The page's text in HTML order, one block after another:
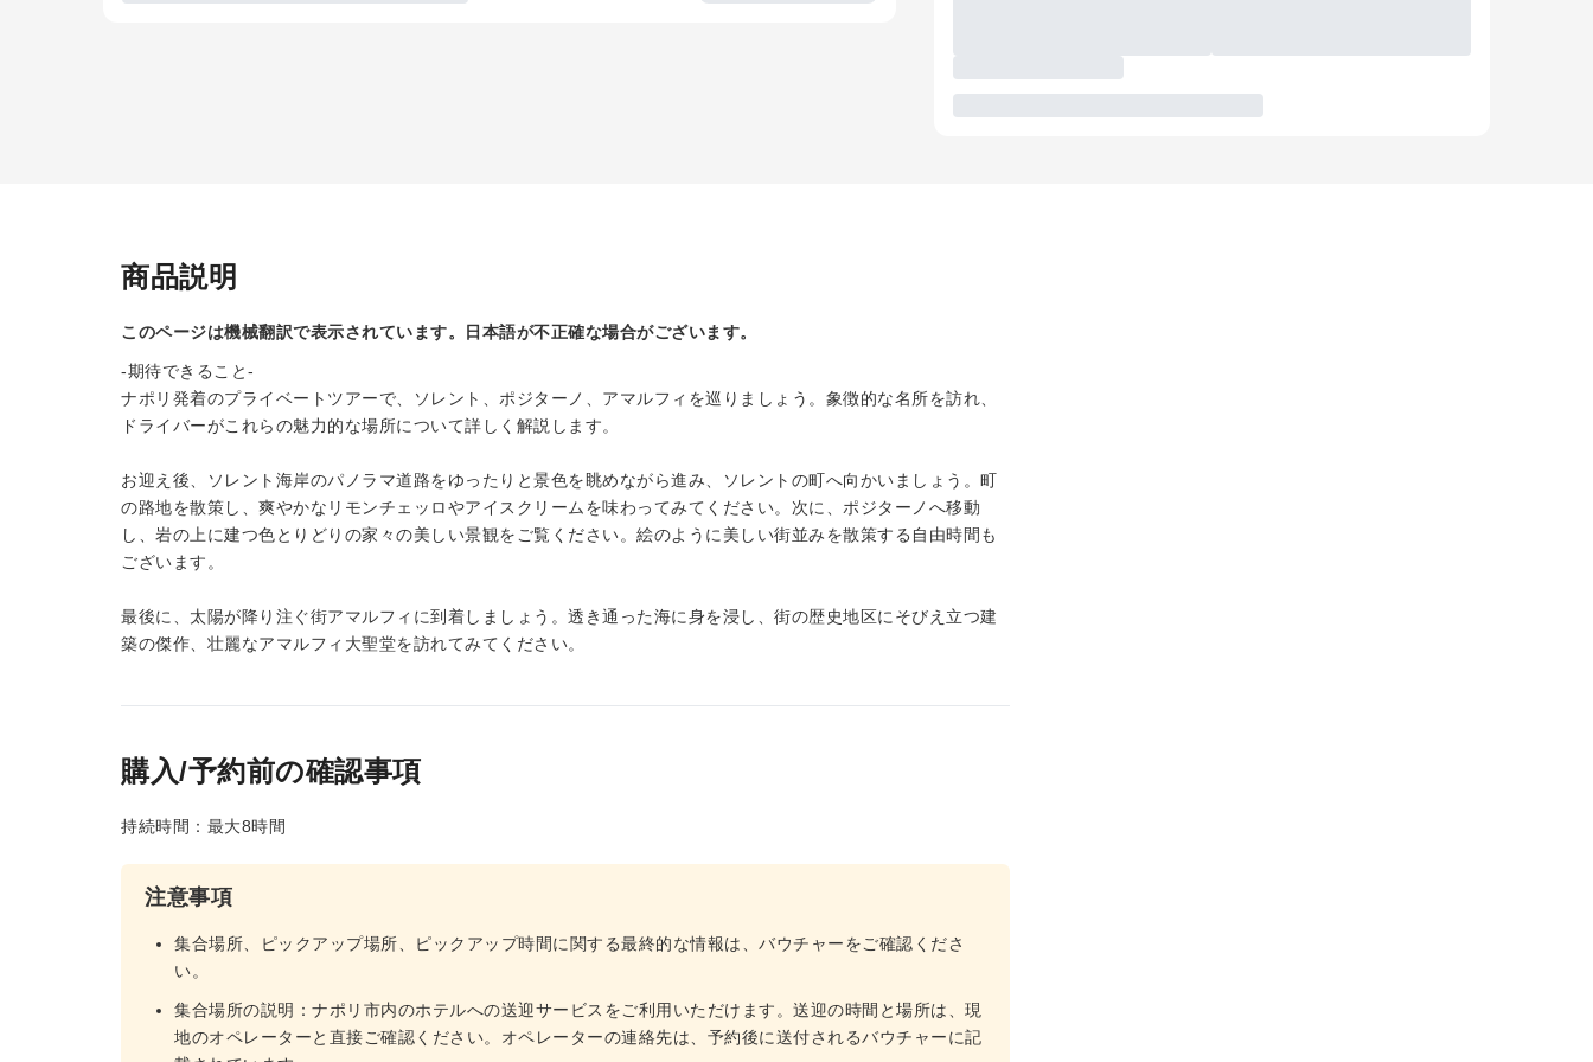
商品説明
このページは機械翻訳で表示されています。日本語が不正確な場合がございます。
-期待できること-
ナポリ発着のプライベートツアーで、ソレント、ポジターノ、アマルフィを巡りましょう。象徴的な名所を訪れ、
ドライバーがこれらの魅力的な場所について詳しく解説します。
お迎え後、ソレント海岸のパノラマ道路をゆったりと景色を眺めながら進み、ソレントの町へ向かいましょう。町
の路地を散策し、爽やかなリモンチェッロやアイスクリームを味わってみてください。次に、ポジターノへ移動
し、岩の上に建つ色とりどりの家々の美しい景観をご覧ください。絵のように美しい街並みを散策する自由時間も
ございます。
最後に、太陽が降り注ぐ街アマルフィに到着しましょう。透き通った海に身を浸し、街の歴史地区にそびえ立つ建
築の傑作、壮麗なアマルフィ大聖堂を訪れてみてください。
購入/予約前の確認事項
持続時間：最大8時間
注意事項
集合場所、ピックアップ場所、ピックアップ時間に関する最終的な情報は、バウチャーをご確認くださ
い。
集合場所の説明：ナポリ市内のホテルへの送迎サービスをご利用いただけます。送迎の時間と場所は、現
地のオペレーターと直接ご確認ください。オペレーターの連絡先は、予約後に送付されるバウチャーに記